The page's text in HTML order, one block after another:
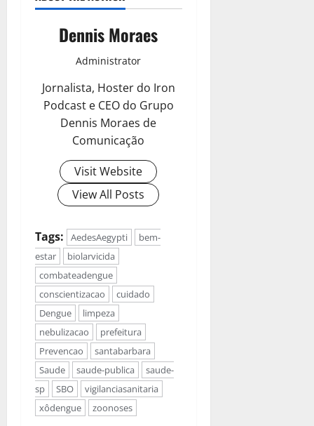
Dennis Moraes
Administrator
Jornalista, Hoster do Iron
Podcast e CEO do Grupo
Dennis Moraes de
Comunicação
Visit Website
View All Posts
Tags: AedesAegypti
bem-
estar
biolarvicida
combateadengue
conscientizacao
cuidado
Dengue
limpeza
nebulizacao
prefeitura
Prevencao
santabarbara
Saude
saude-publica
saude-
sp
SBO
vigilanciasanitaria
xôdengue
zoonoses